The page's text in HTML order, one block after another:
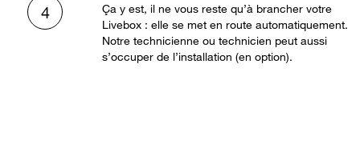
4
Ça y est, il ne vous reste qu’à brancher votre
Livebox : elle se met en route automatiquement.
Notre technicienne ou technicien peut aussi
s’occuper de l’installation (en option).